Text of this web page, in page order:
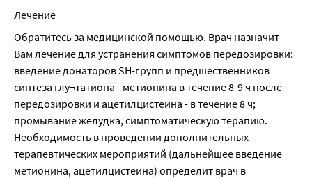
Лечение
Обратитесь за медицинской помощью. Врач назначит
Вам лечение для устранения симптомов передозировки:
введение донаторов SН-групп и предшественников
синтеза глу¬татиона - метионина в течение 8-9 ч после
передозировки и ацетилцистеина - в течение 8 ч;
промывание желудка, симптоматическую терапию.
Необходимость в проведении дополнительных
терапевтических мероприятий (дальнейшее введение
метионина, ацетилцистеина) определит врач в